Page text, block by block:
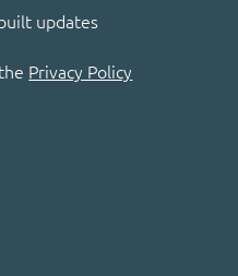
updates
Privacy Policy